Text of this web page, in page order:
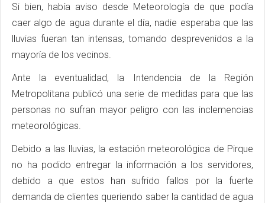
Si bien, había aviso desde Meteorología de que podía
caer algo de agua durante el día, nadie esperaba que las
lluvias fueran tan intensas, tomando desprevenidos a la
mayoría de los vecinos.
Ante la eventualidad, la Intendencia de la Región
Metropolitana publicó una serie de medidas para que las
personas no sufran mayor peligro con las inclemencias
meteorológicas.
Debido a las lluvias, la estación meteorológica de Pirque
no ha podido entregar la información a los servidores,
debido a que estos han sufrido fallos por la fuerte
demanda de clientes queriendo saber la cantidad de agua